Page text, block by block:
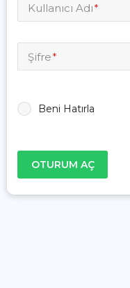
Kullanıcı Adı
Şifre
Beni Hatırla
OTURUM AÇ